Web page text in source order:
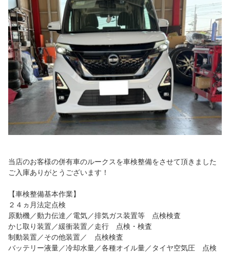
当店のお客様の併有車のルークスを車検整備をさせて頂きました
ご入庫ありがとうございます！
【車検整備基本作業】
２４ヵ月法定点検
原動機／動力伝達／電気／排気ガス装置等 点検検査
かじ取り装置／緩衝装置／走行 点検・検査
制動装置／その他装置／ 点検検査
バッテリー液量／冷却水量／各種オイル量／タイヤ空気圧 点検